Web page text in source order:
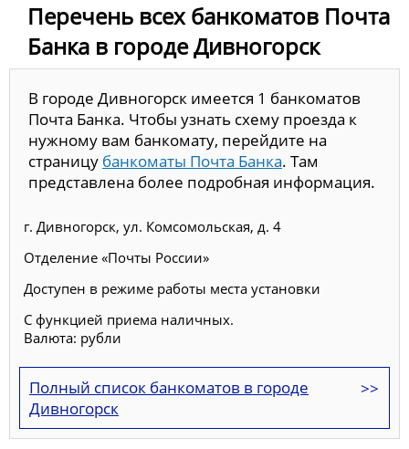
Перечень всех банкоматов Почта
Банка в городе Дивногорск
В городе Дивногорск имеется 1 банкоматов
Почта Банка. Чтобы узнать схему проезда к
нужному вам банкомату, перейдите на
страницу банкоматы Почта Банка. Там
представлена более подробная информация.
г. Дивногорск, ул. Комсомольская, д. 4
Отделение «Почты России»
Доступен в режиме работы места установки
С функцией приема наличных.
Валюта: рубли
Полный список банкоматов в городе
Дивногорск